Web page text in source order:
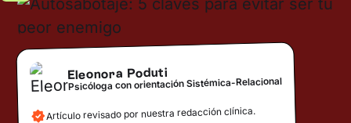
Eleonora Poduti
Psicóloga con orientación Sistémica-Relacional
Artículo revisado por nuestra redacción clínica.